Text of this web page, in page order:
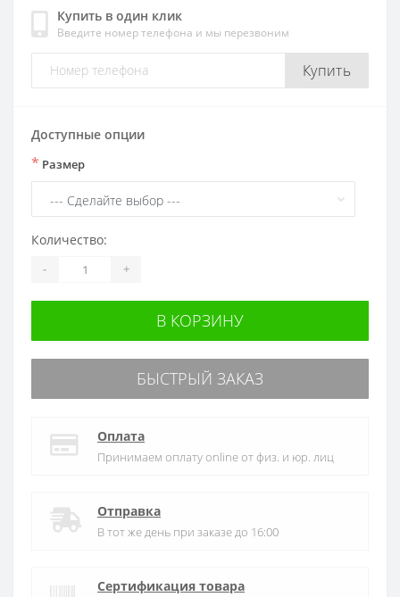
Купить в один клик
Введите номер телефона и мы перезвоним
Купить
Доступные опции
* Размер
Количество:
- +
В КОРЗИНУ
БЫСТРЫЙ ЗАКАЗ
Оплата
Принимаем оплату online от физ. и юр. лиц
Отправка
В тот же день при заказе до 16:00
Сертификация товара